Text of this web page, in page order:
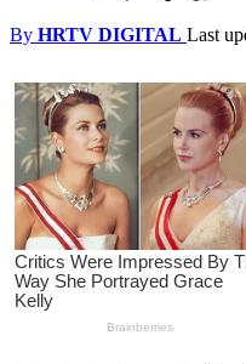
By HRTV DIGITAL Last